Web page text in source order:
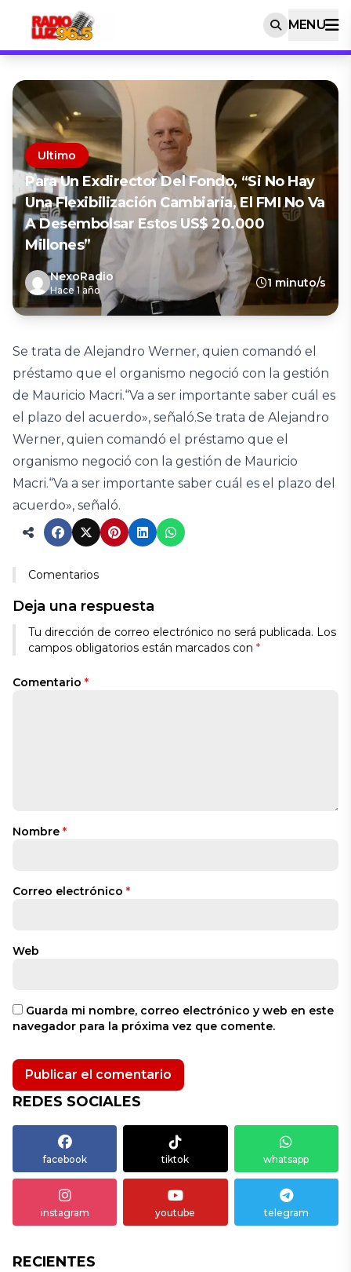
MENU
Ultimo
Para Un Exdirector Del Fondo, “si No Hay
Una Flexibilización Cambiaria, El FMI No Va
A Desembolsar Estos US$ 20.000
Millones”
NexoRadio
Hace 1 año
1 minuto/s
Se trata de Alejandro Werner, quien comandó el
préstamo que el organismo negoció con la gestión
de Mauricio Macri.“Va a ser importante saber cuál es
el plazo del acuerdo», señaló.Se trata de Alejandro
Werner, quien comandó el préstamo que el
organismo negoció con la gestión de Mauricio
Macri.“Va a ser importante saber cuál es el plazo del
acuerdo», señaló.
Comentarios
Deja una respuesta
Tu dirección de correo electrónico no será publicada. Los
campos obligatorios están marcados con *
Comentario *
Nombre *
Correo electrónico *
Web
Guarda mi nombre, correo electrónico y web en este
navegador para la próxima vez que comente.
REDES SOCIALES
facebook tiktok whatsapp
instagram youtube telegram
RECIENTES